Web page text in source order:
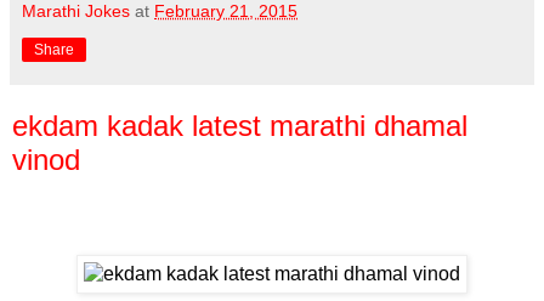
Marathi Jokes at February 21, 2015
Share
ekdam kadak latest marathi dhamal
vinod